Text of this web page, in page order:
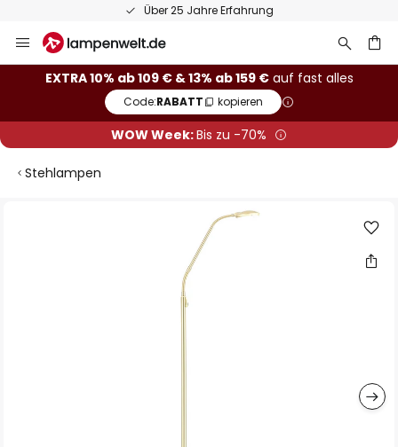
Über 25 Jahre Erfahrung
Inhalt
springen
EXTRA 10% ab 109 € & 13% ab 159 €auf fast alles
Code:RABATT kopieren
WOW Week:Bis zu -70%
Stehlampen